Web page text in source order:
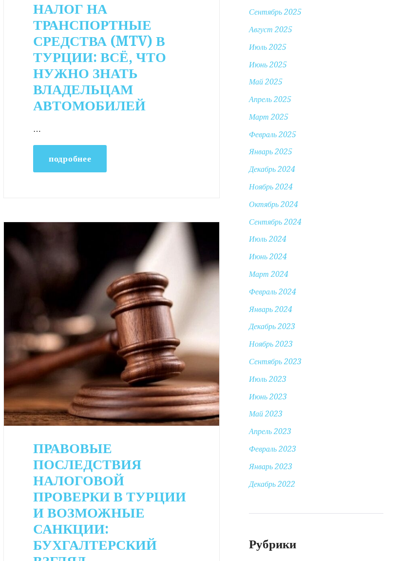
НАЛОГ НА
ТРАНСПОРТНЫЕ
СРЕДСТВА (MTV) В
ТУРЦИИ: ВСЁ, ЧТО
НУЖНО ЗНАТЬ
ВЛАДЕЛЬЦАМ
АВТОМОБИЛЕЙ
…
подробнее
ПРАВОВЫЕ
ПОСЛЕДСТВИЯ
НАЛОГОВОЙ
ПРОВЕРКИ В ТУРЦИИ
И ВОЗМОЖНЫЕ
САНКЦИИ:
БУХГАЛТЕРСКИЙ
Сентябрь 2025
Август 2025
Июль 2025
Июнь 2025
Май 2025
Апрель 2025
Март 2025
Февраль 2025
Январь 2025
Декабрь 2024
Ноябрь 2024
Октябрь 2024
Сентябрь 2024
Июль 2024
Июнь 2024
Март 2024
Февраль 2024
Январь 2024
Декабрь 2023
Ноябрь 2023
Сентябрь 2023
Июль 2023
Июнь 2023
Май 2023
Апрель 2023
Февраль 2023
Январь 2023
Декабрь 2022
Рубрики